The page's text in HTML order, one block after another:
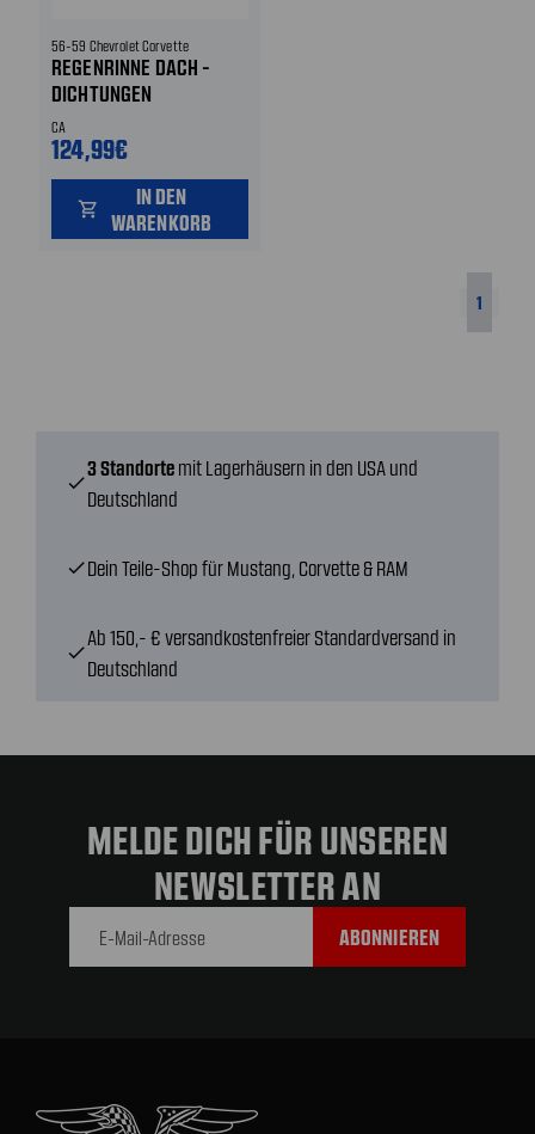
56-59 Chevrolet Corvette
REGENRINNE DACH -
DICHTUNGEN
CA
124,99€
shopping_cart
IN DEN
WARENKORB
1
check
3 Standorte mit Lagerhäusern in den USA und
Deutschland
checkDein Teile-Shop für Mustang, Corvette & RAM
check
Ab 150,- € versandkostenfreier Standardversand in
Deutschland
MELDE DICH FÜR UNSEREN
NEWSLETTER AN